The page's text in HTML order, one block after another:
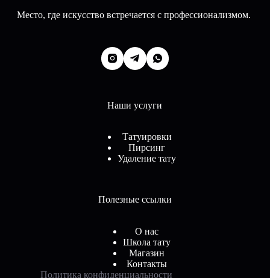
Место, где искусство встречается с профессионализмом.
Наши услуги
Татуировки
Пирсинг
Удаление тату
Полезные ссылки
О нас
Школа тату
Магазин
Контакты
Политика конфиденциальности